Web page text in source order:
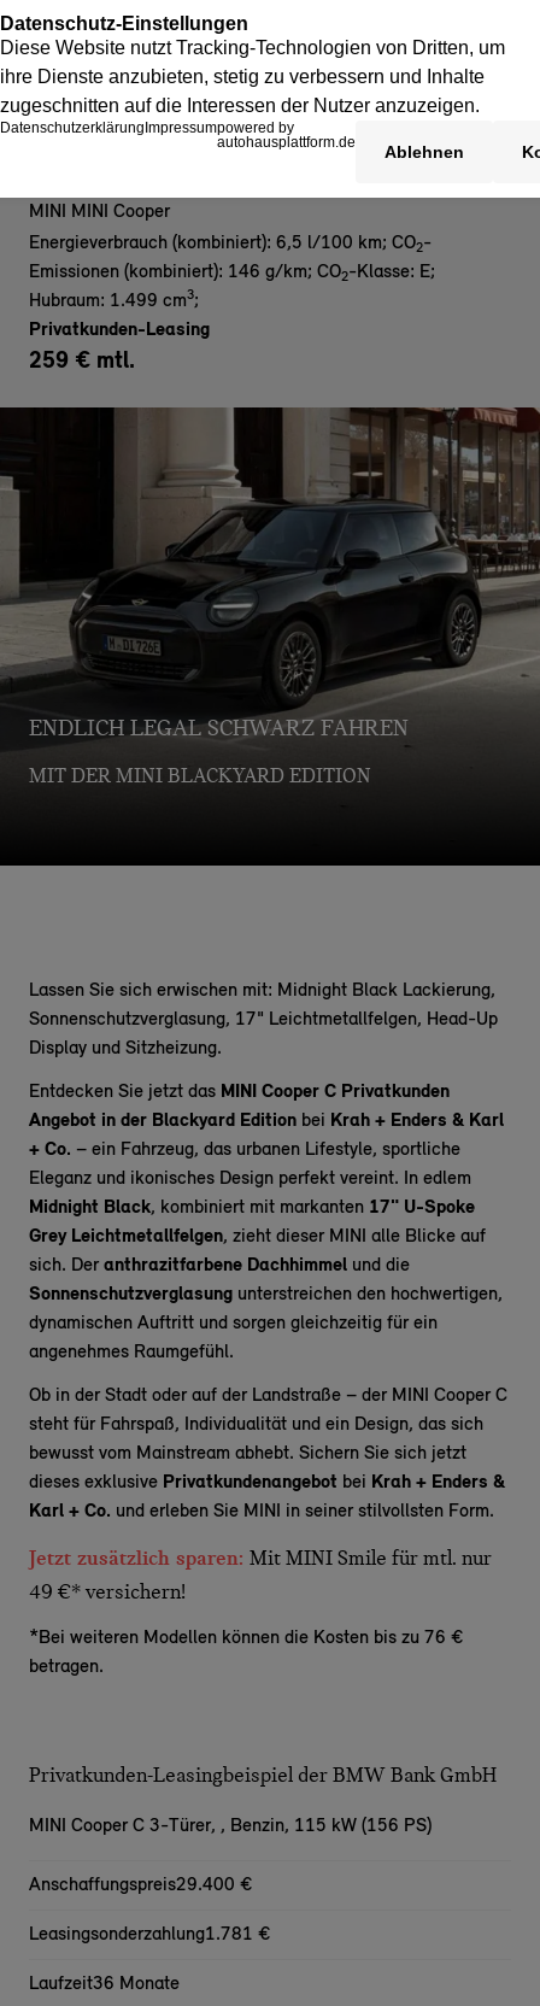
MINI MINI Cooper
Energieverbrauch (kombiniert): 6,5 l/100 km; CO2-
Emissionen (kombiniert): 146 g/km; CO2-Klasse: E;
Hubraum: 1.499 cm3;
Privatkunden-Leasing
259 € mtl.
ENDLICH LEGAL SCHWARZ FAHREN
MIT DER MINI BLACKYARD EDITION
Lassen Sie sich erwischen mit: Midnight Black Lackierung,
Sonnenschutzverglasung, 17" Leichtmetallfelgen, Head-Up
Display und Sitzheizung.
Entdecken Sie jetzt das MINI Cooper C Privatkunden
Angebot in der Blackyard Edition bei Krah + Enders & Karl
+ Co. – ein Fahrzeug, das urbanen Lifestyle, sportliche
Eleganz und ikonisches Design perfekt vereint. In edlem
Midnight Black, kombiniert mit markanten 17" U-Spoke
Grey Leichtmetallfelgen, zieht dieser MINI alle Blicke auf
sich. Der anthrazitfarbene Dachhimmel und die
Sonnenschutzverglasung unterstreichen den hochwertigen,
dynamischen Auftritt und sorgen gleichzeitig für ein
angenehmes Raumgefühl.
Ob in der Stadt oder auf der Landstraße – der MINI Cooper C
steht für Fahrspaß, Individualität und ein Design, das sich
bewusst vom Mainstream abhebt. Sichern Sie sich jetzt
dieses exklusive Privatkundenangebot bei Krah + Enders &
Karl + Co. und erleben Sie MINI in seiner stilvollsten Form.
Jetzt zusätzlich sparen: Mit MINI Smile für mtl. nur
49 €* versichern!
*Bei weiteren Modellen können die Kosten bis zu 76 €
betragen.
Privatkunden-Leasingbeispiel der BMW Bank GmbH
MINI Cooper C 3-Türer, , Benzin, 115 kW (156 PS)
Anschaffungspreis29.400 €
Leasingsonderzahlung1.781 €
Laufzeit36 Monate